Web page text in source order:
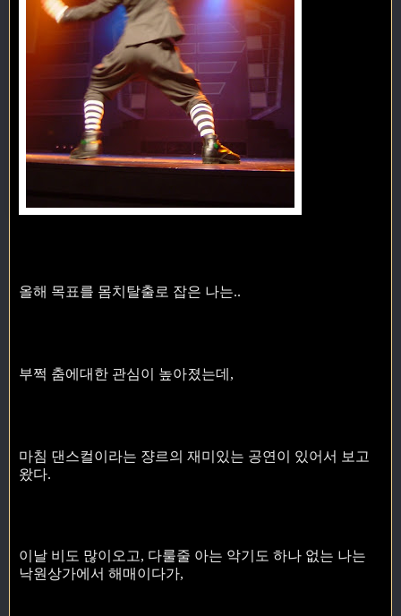
올해 목표를 몸치탈출로 잡은 나는..
부쩍 춤에대한 관심이 높아졌는데,
마침 댄스컬이라는 쟝르의 재미있는 공연이 있어서 보고
왔다.
이날 비도 많이오고, 다룰줄 아는 악기도 하나 없는 나는
낙원상가에서 해매이다가,